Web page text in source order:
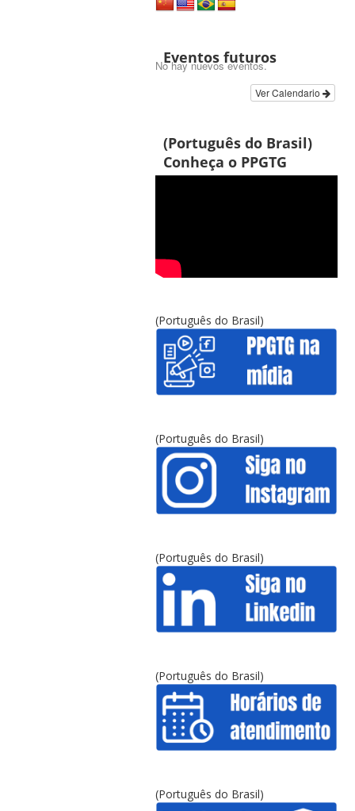
Eventos futuros
No hay nuevos eventos.
Ver Calendario
(Português do Brasil)
Conheça o PPGTG
(Português do Brasil)
(Português do Brasil)
(Português do Brasil)
(Português do Brasil)
(Português do Brasil)